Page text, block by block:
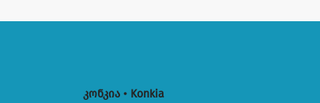
კონკია • Konkia